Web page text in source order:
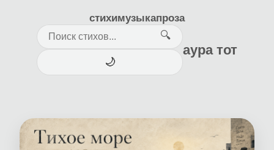
стихимузыкапроза
🔍
🌙
аура тот